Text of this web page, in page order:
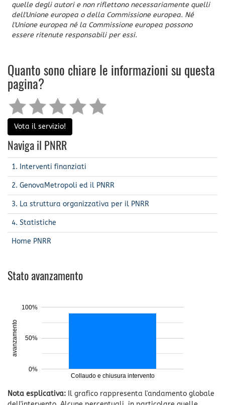
quelle degli autori e non riflettono necessariamente quelli
dell'Unione europea o della Commissione europea. Né
l'Unione europea né la Commissione europea possono
essere ritenute responsabili per essi.
Quanto sono chiare le informazioni su questa
pagina?
Vota il servizio!
Naviga il PNRR
1. Interventi finanziati
2. GenovaMetropoli ed il PNRR
3. La struttura organizzativa per il PNRR
4. Statistiche
Home PNRR
Stato avanzamento
Collaudo e chiusura intervento
0%
50%
100%
avanzamento
Nota esplicativa: Il grafico rappresenta l'andamento globale